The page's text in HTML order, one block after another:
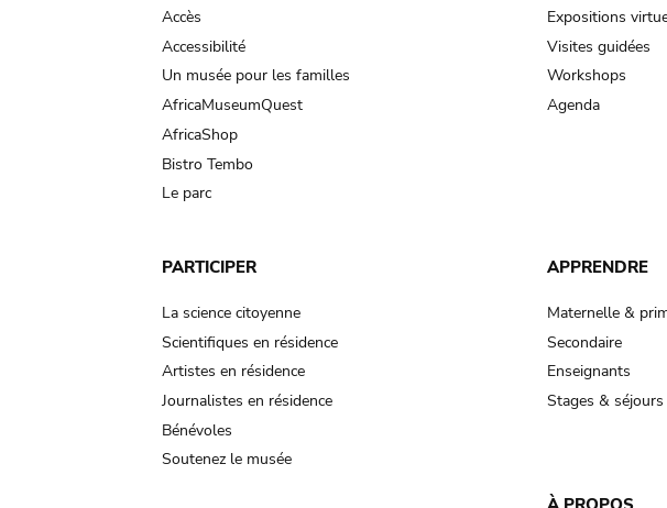
Accès
Accessibilité
Un musée pour les familles
AfricaMuseumQuest
AfricaShop
Bistro Tembo
Le parc
Expositions
Visites guidées
Workshops
Agenda
PARTICIPER
La science citoyenne
Scientifiques en résidence
Artistes en résidence
Journalistes en résidence
Bénévoles
Soutenez le musée
APPRENDRE
Maternelle &
Secondaire
Enseignants
Stages &